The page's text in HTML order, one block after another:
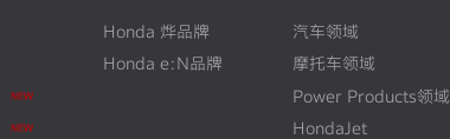
Honda 烨品牌
Honda e:N品牌
汽车领域
摩托车领域
Power Products领域
HondaJet